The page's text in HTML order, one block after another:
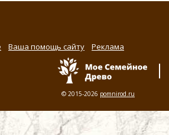
Ваша помощь сайту Реклама
© 2015-2026 pomnirod.ru